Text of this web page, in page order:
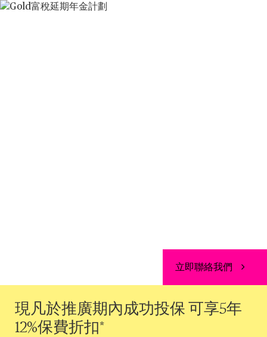
Gold富稅延期年金計劃
立即聯絡我們
現凡於推廣期內成功投保 可享5年
12%保費折扣*